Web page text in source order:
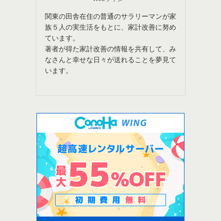
関東の田舎在住の普通のサラリーマンが家
族５人の実生活をもとに、家計改善に努め
ています。
著者が得た家計改善の情報を共有して、み
なさんと幸せな日々が送れることを夢見て
います。